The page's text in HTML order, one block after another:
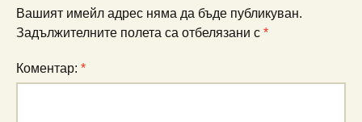
Вашият имейл адрес няма да бъде публикуван.
Задължителните полета са отбелязани с *
Коментар: *